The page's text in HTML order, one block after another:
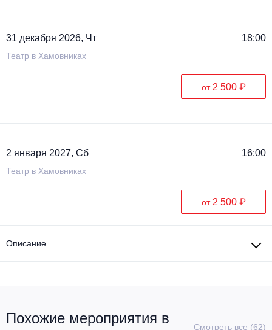
31 декабря 2026, Чт 18:00
Театр в Хамовниках
от 2 500 ₽
2 января 2027, Сб 16:00
Театр в Хамовниках
от 2 500 ₽
Описание
Похожие мероприятия в
Смотреть все (62)